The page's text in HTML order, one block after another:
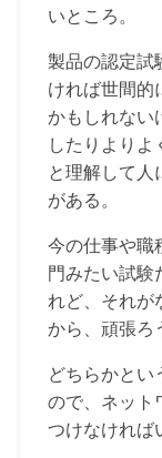
いところ。
製品の認定試
ければ世間的
かもしれない
したりより
と理解して人
がある。
今の仕事や職
門みたい試験
れど、それが
から、頑張ろ
どちらかとい
ので、ネット
つけなければ